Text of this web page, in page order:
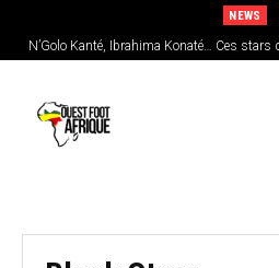
NEWS
N’Golo Kanté, Ibrahima Konaté… Ces